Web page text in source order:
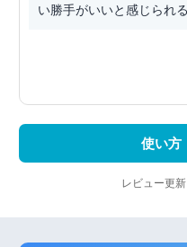
い勝手がいいと感じられる
使い方
レビュー更